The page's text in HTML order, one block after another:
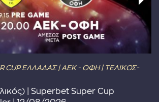
CUP ΕΛΛΑΔΑΣ | ΑΕΚ - ΟΦΗ | ΤΕΛΙΚΟΣ-
| Superbet Super Cup